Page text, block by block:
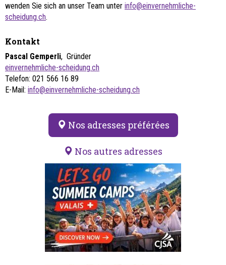
wenden Sie sich an unser Team unter info@einvernehmliche-
scheidung.ch.
Kontakt
Pascal Gemperli, Gründer
einvernehmliche-scheidung.ch
Telefon: 021 566 16 89
E-Mail: info@einvernehmliche-scheidung.ch
Nos adresses préférées
Nos autres adresses